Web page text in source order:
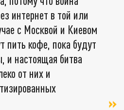
интернет в той или
с Москвой и Киевом
пить кофе, пока будут
и настоящая битва
от них и